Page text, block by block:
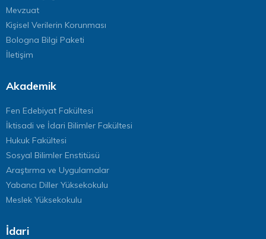
Mevzuat
Kişisel Verilerin Korunması
Bologna Bilgi Paketi
İletişim
Akademik
Fen Edebiyat Fakültesi
İktisadi ve İdari Bilimler Fakültesi
Hukuk Fakültesi
Sosyal Bilimler Enstitüsü
Araştırma ve Uygulamalar
Yabancı Diller Yüksekokulu
Meslek Yüksekokulu
İdari